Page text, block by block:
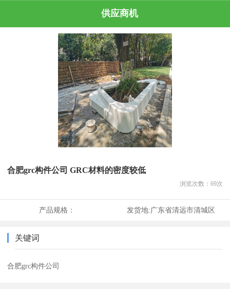
供应商机
合肥grc构件公司 GRC材料的密度较低
浏览次数： 69次
产品规格： 发货地:广东省清远市清城区
关键词
合肥grc构件公司